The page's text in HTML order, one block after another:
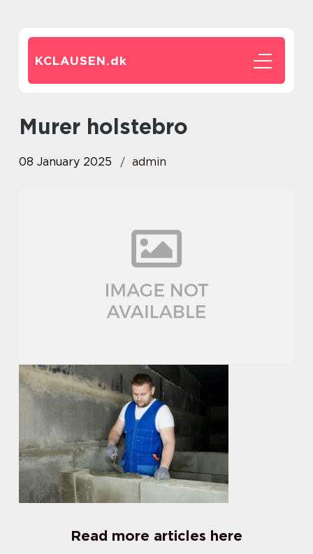
KCLAUSEN.dk
murer holstebro
08 January 2025 admin
Read more articles here